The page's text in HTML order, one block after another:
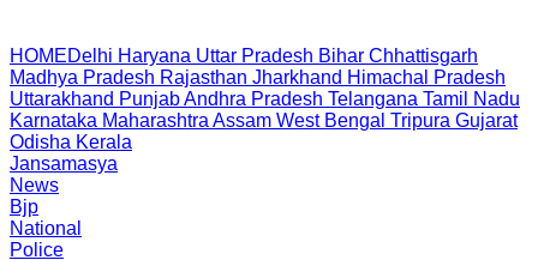
HOMEDelhi Haryana Uttar Pradesh Bihar Chhattisgarh
Madhya Pradesh Rajasthan Jharkhand Himachal Pradesh
Uttarakhand PunjabAndhra Pradesh Telangana Tamil Nadu
Karnataka Maharashtra Assam West Bengal Tripura Gujarat
Odisha Kerala
Jansamasya
News
Bjp
National
Police